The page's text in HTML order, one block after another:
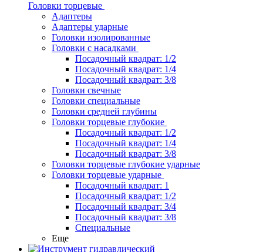
Головки торцевые
Адаптеры
Адаптеры ударные
Головки изолированные
Головки с насадками
Посадочный квадрат: 1/2
Посадочный квадрат: 1/4
Посадочный квадрат: 3/8
Головки свечные
Головки специальные
Головки средней глубины
Головки торцевые глубокие
Посадочный квадрат: 1/2
Посадочный квадрат: 1/4
Посадочный квадрат: 3/8
Головки торцевые глубокие ударные
Головки торцевые ударные
Посадочный квадрат: 1
Посадочный квадрат: 1/2
Посадочный квадрат: 3/4
Посадочный квадрат: 3/8
Специальные
Еще